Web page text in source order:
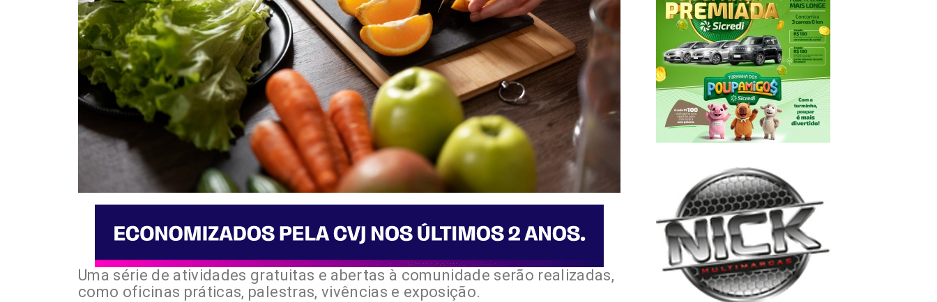
Uma série de atividades gratuitas e abertas à comunidade serão realizadas,
como oficinas práticas, palestras, vivências e exposição.